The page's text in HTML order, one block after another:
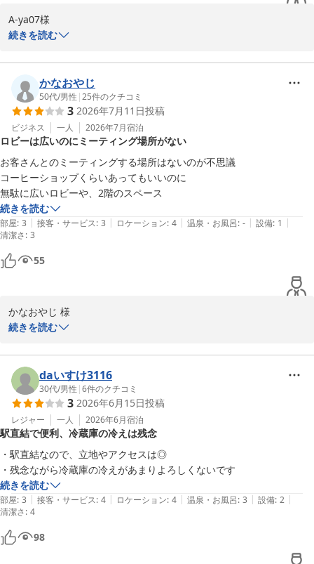
グルユースで補充されるのは1人分のみ。確かに1人分で十分でした
が、、室料が割引になるわけでもないのでサービスが良いという印象は
いとは感じませんでした。京都は良かっただけに残念な印象です。
A-ya07様
時、ご出発時の対応やアメニティの補充等、サービス面で各所に渡
りまして、ご不快、ご迷惑をおかけいたしました事を深くお詫び申
し上げます。
この度のご滞在では著しいご不快をおかけいたしながら、ご多用の
中、わざわざご投稿を賜り厚く御礼申し上げます。
リーガロイヤルホテル小倉　お客様サービス担当支配人
リーガロイヤルホテル小倉
2026-07-15
続きを読む
かなおやじ
50代/男性 |25件のクチコミ
3 2026年7月11日投稿
ビジネス 一人 2026年7月宿泊
ロビーは広いのにミーティング場所がない
お客さんとのミーティングする場所はないのが不思議
コーヒーショップくらいあってもいいのに
無駄に広いロビーや、2階のスペース
続きを読む
部屋: 3 | 接客・サービス: 3 | ロケーション: 4 | 温泉・お風呂: - | 設備: 1 |
清潔さ: 3
55
かなおやじ 様
ングスペースの件では、ご希望にかなうことができませず申し訳な
く存じます。
２階にコーヒーハウスがございますが、ランチタイム、ディナータ
イムは、お食事ご利用のお客様で、喫茶ご利用をいただけない場合
もあり、ご不便をおかけいたしております。
ご提言を今後の課題として、サービス向上に努めて参りますので、
かなおやじ様の又のご利用をご検討いただけましたら幸いでござい
ます。
リーガロイヤルホテル小倉　お客様サービス担当支配人
リーガロイヤルホテル小倉
2026-07-13
続きを読む
daいすけ3116
30代/男性 |6件のクチコミ
3 2026年6月15日投稿
レジャー 一人 2026年6月宿泊
駅直結で便利、冷蔵庫の冷えは残念
・駅直結なので、立地やアクセスは◎
・残念ながら冷蔵庫の冷えがあまりよろしくないです
続きを読む
部屋: 3 | 接客・サービス: 4 | ロケーション: 4 | 温泉・お風呂: 3 | 設備: 2 |
清潔さ: 4
98